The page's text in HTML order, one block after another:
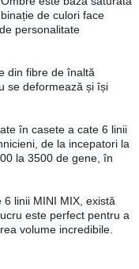
de culori face
personalitate
din fibre de înaltă
se deformează și își
în casete a cate 6 linii
de la incepatori la
la 3500 de gene, în
linii MINI MIX, există
este perfect pentru a
volume incredibile.